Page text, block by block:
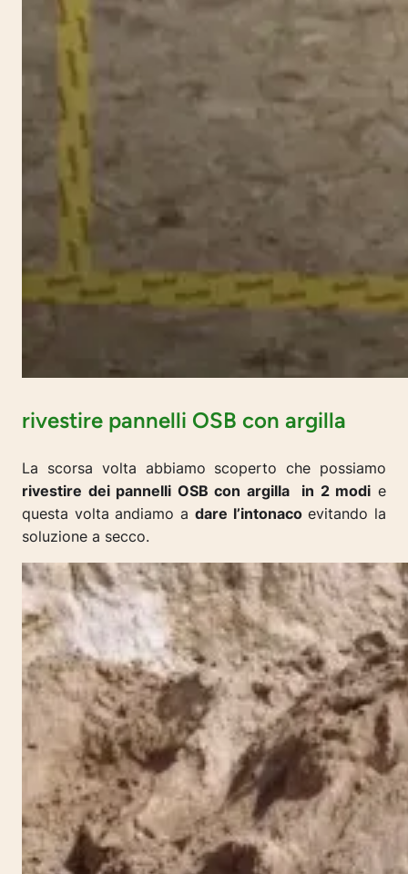
rivestire pannelli OSB con argilla
La scorsa volta abbiamo scoperto che possiamo
rivestire dei pannelli OSB con argilla in 2 modi e
questa volta andiamo a dare l’intonacoevitando la
soluzione a secco.